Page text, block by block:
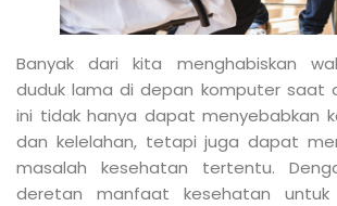
Banyak dari kita menghabiskan
duduk lama di depan komputer saat
ini tidak hanya dapat menyebabkan
dan kelelahan, tetapi juga dapat
masalah kesehatan tertentu.
deretan manfaat kesehatan